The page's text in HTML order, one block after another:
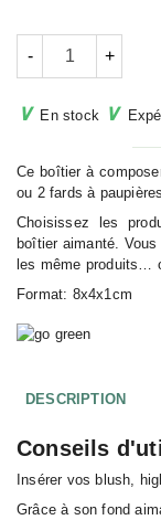
- +
∨ En stock ∨
Ce boîtier à
ou 2 fards à
Choisissez les
boîtier aimanté.
les même produits…
Format: 8x4x1cm
DESCRIPTION
Conseils
Insérer vos blush,
Grâce à son fond